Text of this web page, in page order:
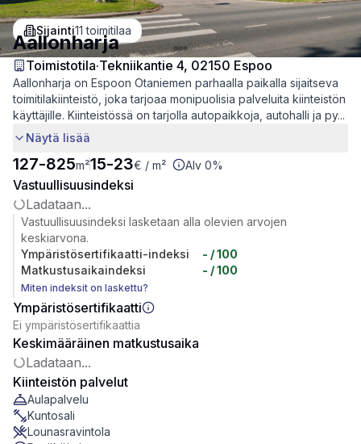
Sijainti11 toimitilaa
Aallonharja
Toimistotila·Tekniikantie 4, 02150 Espoo
Aallonharja on Espoon Otaniemen parhaalla paikalla sijaitseva
toimitilakiinteistö, joka tarjoaa monipuolisia palveluita kiinteistön
käyttäjille. Kiinteistössä on tarjolla autopaikkoja, autohalli ja py...
Näytä lisää
127-825m²15-23€ / m² Alv 0%
Vastuullisuusindeksi
Ladataan...
Vastuullisuusindeksi lasketaan alla olevien arvojen
keskiarvona.
Ympäristösertifikaatti-indeksi
- / 100
Matkustusaikaindeksi
- / 100
Miten indeksit on laskettu?
Ympäristösertifikaatti
Ei ympäristösertifikaattia
Keskimääräinen matkustusaika
Ladataan...
Kiinteistön palvelut
Aulapalvelu
Kuntosali
Lounasravintola